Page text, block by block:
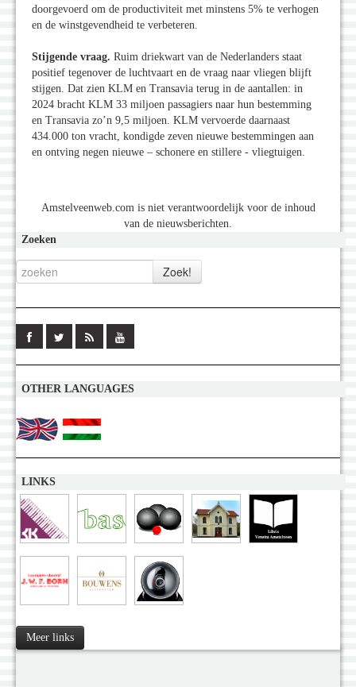
doorgevoerd om de productiviteit met minstens 5% te verhogen
en de winstgevendheid te verbeteren.
Stijgende vraag. Ruim driekwart van de Nederlanders staat
positief tegenover de luchtvaart en de vraag naar vliegen blijft
stijgen. Dat zien KLM en Transavia terug in de aantallen: in
2024 bracht KLM 33 miljoen passagiers naar hun bestemming
en Transavia zo’n 9,5 miljoen. KLM vervoerde daarnaast
434.000 ton vracht, kondigde zeven nieuwe bestemmingen aan
en ontving negen nieuwe – schonere en stillere - vliegtuigen.
Amstelveenweb.com is niet verantwoordelijk voor de inhoud
van de nieuwsberichten.
Zoeken
OTHER LANGUAGES
LINKS
Meer links